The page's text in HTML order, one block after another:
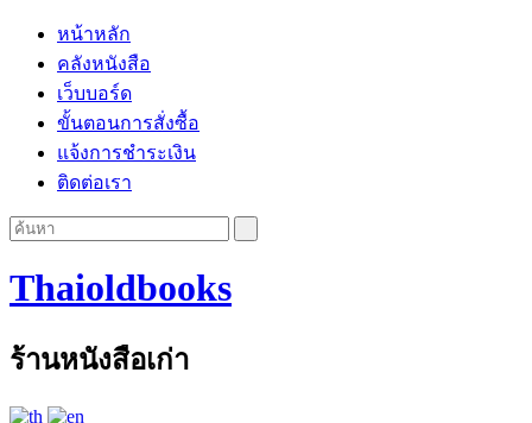
หน้าหลัก
คลังหนังสือ
เว็บบอร์ด
ขั้นตอนการสั่งซื้อ
แจ้งการชำระเงิน
ติดต่อเรา
Thaioldbooks
ร้านหนังสือเก่า